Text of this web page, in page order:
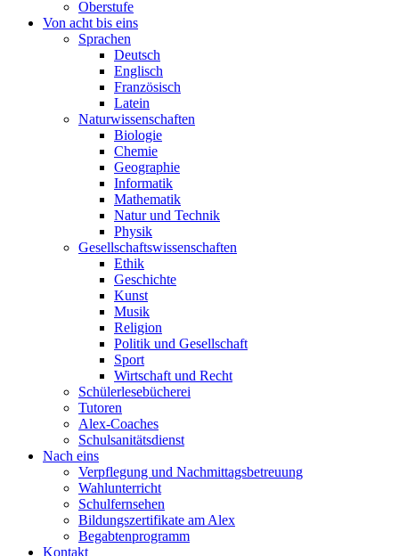
Oberstufe
Von acht bis eins
Sprachen
Deutsch
Englisch
Französisch
Latein
Naturwissenschaften
Biologie
Chemie
Geographie
Informatik
Mathematik
Natur und Technik
Physik
Gesellschaftswissenschaften
Ethik
Geschichte
Kunst
Musik
Religion
Politik und Gesellschaft
Sport
Wirtschaft und Recht
Schülerlesebücherei
Tutoren
Alex-Coaches
Schulsanitätsdienst
Nach eins
Verpflegung und Nachmittagsbetreuung
Wahlunterricht
Schulfernsehen
Bildungszertifikate am Alex
Begabtenprogramm
Kontakt